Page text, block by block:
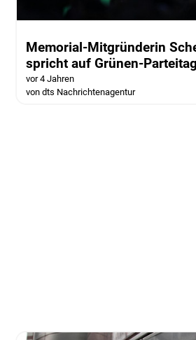
Memorial-Mitgründerin
spricht auf Grünen-Parteitag
vor 4 Jahren
von dts Nachrichtenagentur